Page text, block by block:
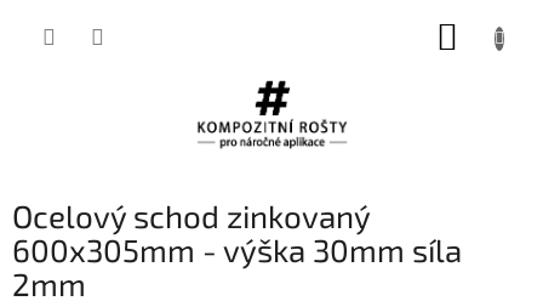
Ocelový schod zinkovaný
600x305mm - výška 30mm síla
2mm